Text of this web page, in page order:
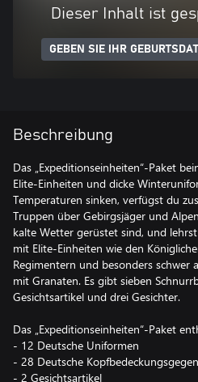
Dieser Inhalt ist
GEBEN SIE IHR
Beschreibung
Das „Expeditionseinheiten“-Paket
Elite-Einheiten und dicke
Temperaturen sinken, verfügst du
Truppen über Gebirgsjäger und
kalte Wetter gerüstet sind, und
mit Elite-Einheiten wie den
Regimentern und besonders schwer
mit Granaten. Es gibt sieben
Gesichtsartikel und drei Gesichter.
Das „Expeditionseinheiten“-Paket
- 12 Deutsche Uniformen
- 28 Deutsche
- 2 Gesichtsartikel